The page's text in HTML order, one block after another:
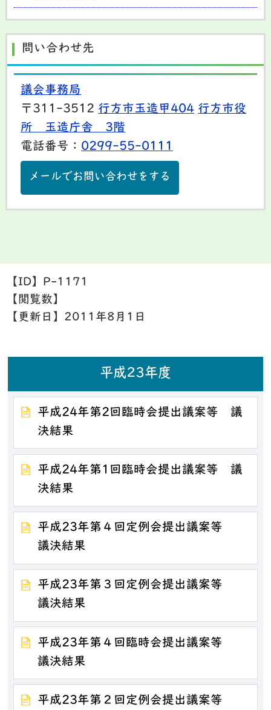
問い合わせ先
議会事務局
〒311-3512 行方市玉造甲404 行方市役
所 玉造庁舎 3階
電話番号： 0299-55-0111
メールでお問い合わせをする
【ID】 P-1171
【閲覧数】
【更新日】 2011年8月1日
平成23年度
平成24年第2回臨時会提出議案等 議
決結果
平成24年第1回臨時会提出議案等 議
決結果
平成23年第４回定例会提出議案等
議決結果
平成23年第３回定例会提出議案等
議決結果
平成23年第４回臨時会提出議案等
議決結果
平成23年第２回定例会提出議案等